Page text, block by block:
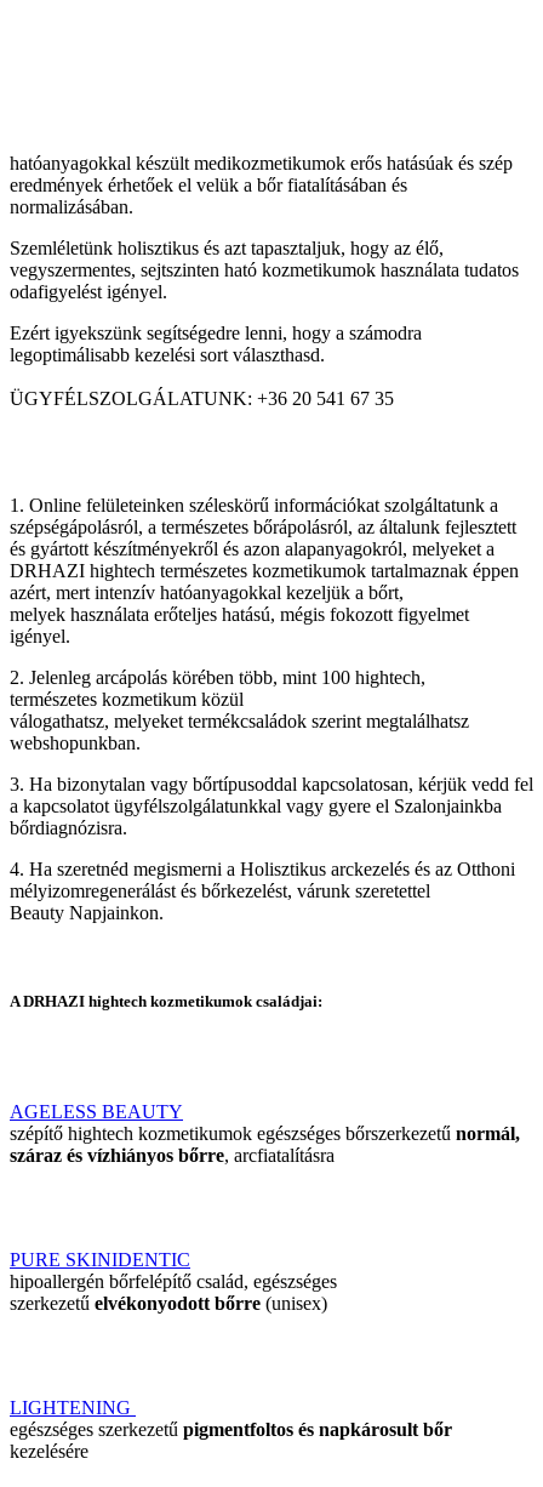
hatóanyagokkal készült medikozmetikumok erős hatásúak és szép
eredmények érhetőek el velük a bőr fiatalításában és
normalizásában.
Szemléletünk holisztikus és azt tapasztaljuk, hogy az élő,
vegyszermentes, sejtszinten ható kozmetikumok használata tudatos
odafigyelést igényel.
Ezért igyekszünk segítségedre lenni, hogy a számodra
legoptimálisabb kezelési sort választhasd.
ÜGYFÉLSZOLGÁLATUNK: +36 20 541 67 35
1. Online felületeinken széleskörű információkat szolgáltatunk a
szépségápolásról, a természetes bőrápolásról, az általunk fejlesztett
és gyártott készítményekről és azon alapanyagokról, melyeket a
DRHAZI hightech természetes kozmetikumok tartalmaznak éppen
azért, mert intenzív hatóanyagokkal kezeljük a bőrt,
melyek használata erőteljes hatású, mégis fokozott figyelmet
igényel.
2. Jelenleg arcápolás körében több, mint 100 hightech,
természetes kozmetikum közül
válogathatsz, melyeket termékcsaládok szerint megtalálhatsz
webshopunkban.
3. Ha bizonytalan vagy bőrtípusoddal kapcsolatosan, kérjük vedd fel
a kapcsolatot ügyfélszolgálatunkkal vagy gyere el Szalonjainkba
bőrdiagnózisra.
4. Ha szeretnéd megismerni a Holisztikus arckezelés és az Otthoni
mélyizomregenerálást és bőrkezelést, várunk szeretettel
Beauty Napjainkon.
A DRHAZI hightech kozmetikumok családjai:
AGELESS BEAUTY
szépítő hightech kozmetikumok egészséges bőrszerkezetű normál,
száraz és vízhiányos bőrre, arcfiatalításra
PURE SKINIDENTIC
hipoallergén bőrfelépítő család, egészséges
szerkezetű elvékonyodott bőrre (unisex)
LIGHTENING
egészséges szerkezetű pigmentfoltos és napkárosult bőr
kezelésére